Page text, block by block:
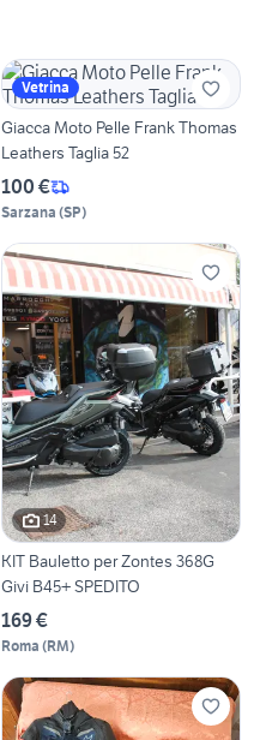
Vetrina
Giacca Moto Pelle Frank Thomas
Leathers Taglia 52
100 €
Sarzana (SP)
14
KIT Bauletto per Zontes 368G
Givi B45+ SPEDITO
169 €
Roma (RM)